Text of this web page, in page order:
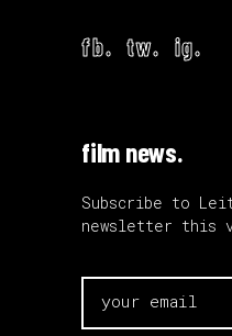
fb. tw. ig.
film news.
Subscribe to
newsletter this